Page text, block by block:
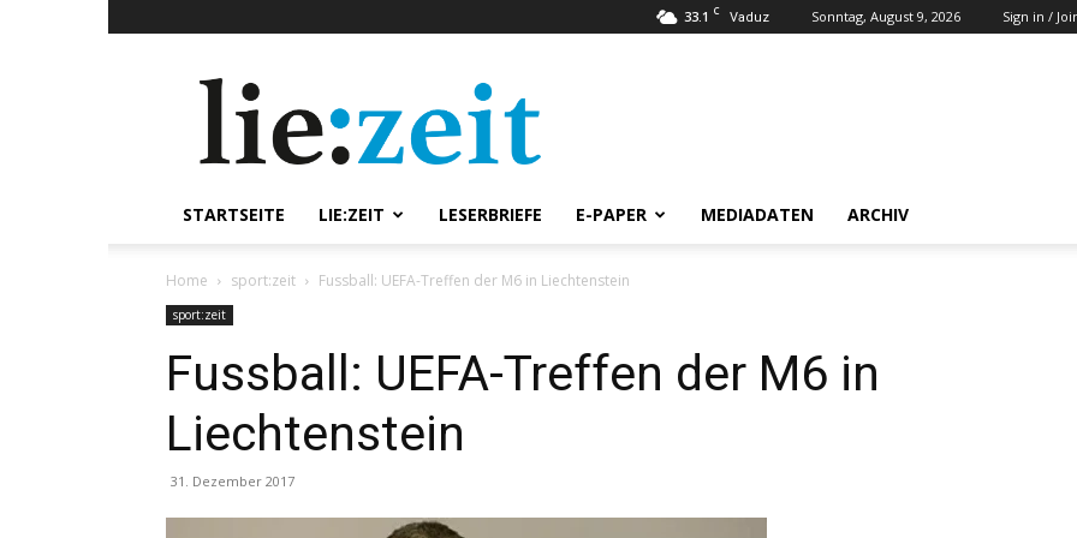
33.1 C Vaduz Sonntag, August 9, 2026 Sign in /
STARTSEITE LIE:ZEIT LESERBRIEFE E-PAPER MEDIADATEN ARCHIV
Home sport:zeit Fussball: UEFA-Treffen der M6 in Liechtenstein
sport:zeit
Fussball: UEFA-Treffen der M6 in
Liechtenstein
31. Dezember 2017